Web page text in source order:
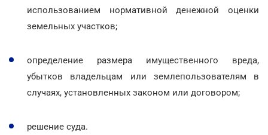
использованием нормативной денежной оценки
земельных участков;
определение размера имущественного вреда,
убытков владельцам или землепользователям в
случаях, установленных законом или договором;
решение суда.